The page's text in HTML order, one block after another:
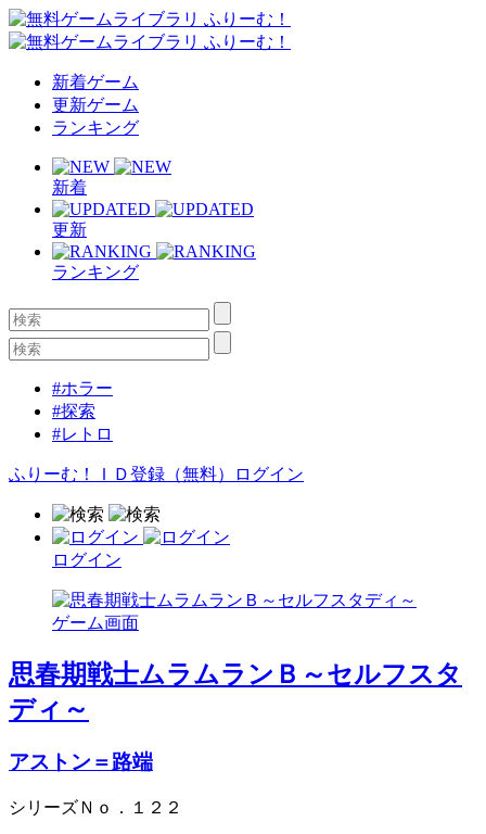
新着ゲーム
更新ゲーム
ランキング
新着
更新
ランキング
#ホラー
#探索
#レトロ
ふりーむ！ＩＤ登録（無料） ログイン
ログイン
思春期戦士ムラムランＢ～セルフスタ
ディ～
アストン＝路端
シリーズＮｏ．１２２